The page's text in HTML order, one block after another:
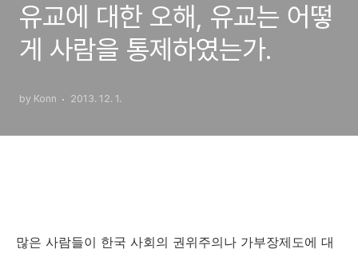
유교에 대한 오해, 유교는 어떻
게 사람을 통제하였는가.
by Konn 2013. 12. 1.
많은 사람들이 한국 사회의 권위주의나 가부장제도에 대